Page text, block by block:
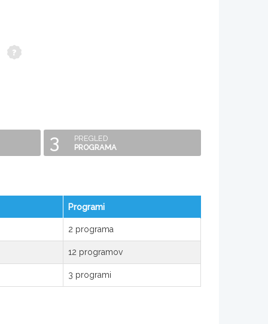
3
PREGLED
PROGRAMA
Programi
2 programa
12 programov
3 programi